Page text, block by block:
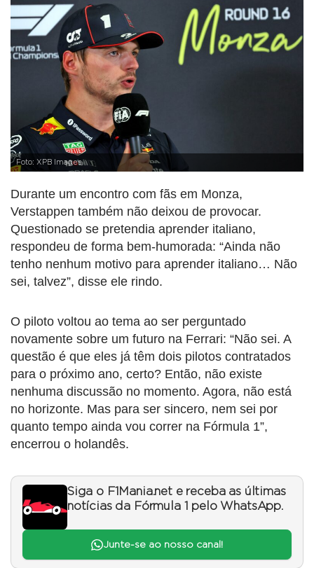
Foto: XPB Images
Durante um encontro com fãs em Monza,
Verstappen também não deixou de provocar.
Questionado se pretendia aprender italiano,
respondeu de forma bem-humorada: “Ainda não
tenho nenhum motivo para aprender italiano… Não
sei, talvez”, disse ele rindo.
O piloto voltou ao tema ao ser perguntado
novamente sobre um futuro na Ferrari: “Não sei. A
questão é que eles já têm dois pilotos contratados
para o próximo ano, certo? Então, não existe
nenhuma discussão no momento. Agora, não está
no horizonte. Mas para ser sincero, nem sei por
quanto tempo ainda vou correr na Fórmula 1”,
encerrou o holandês.
Siga o F1Mania.net e receba as últimas
notícias da Fórmula 1 pelo WhatsApp.
Junte-se ao nosso canal!